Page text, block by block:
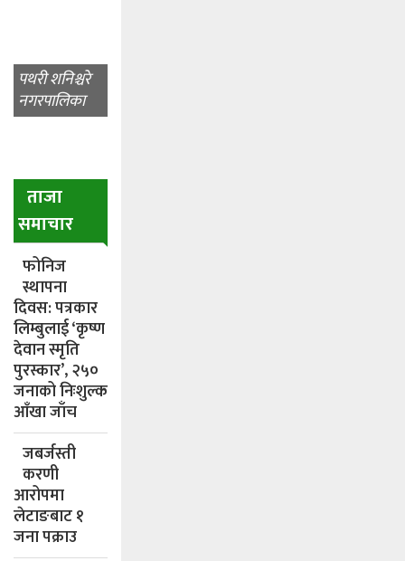
पथरी शनिश्चरे
नगरपालिका
ताजा
समाचार
फोनिज
स्थापना
दिवस: पत्रकार
लिम्बुलाई ‘कृष्ण
देवान स्मृति
पुरस्कार’, २५०
जनाको निःशुल्क
आँखा जाँच
जबर्जस्ती
करणी
आरोपमा
लेटाङबाट १
जना पक्राउ